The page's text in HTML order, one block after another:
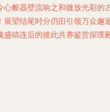
般器壁流响之和微放光彩
望结尾时分仍旧引领万众
镐连后的彼此共养鉴赏探